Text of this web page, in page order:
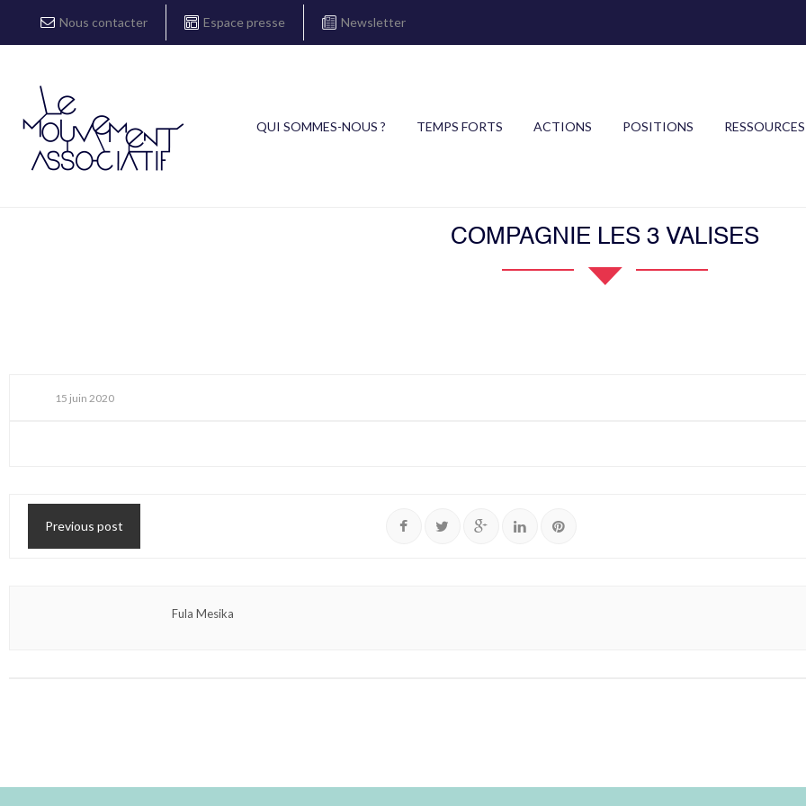
Nous contacter Espace presse Newsletter
QUI SOMMES-NOUS ? TEMPS FORTS ACTIONS POSITIONS RESSOURCES
COMPAGNIE LES 3 VALISES
15 juin 2020
Previous post
Fula Mesika